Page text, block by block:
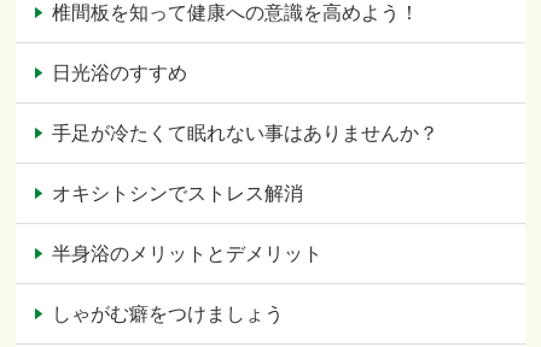
椎間板を知って健康への意識を高めよう！
日光浴のすすめ
手足が冷たくて眠れない事はありませんか？
オキシトシンでストレス解消
半身浴のメリットとデメリット
しゃがむ癖をつけましょう